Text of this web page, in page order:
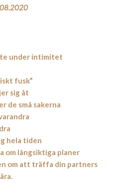
under intimitet
fusk”
sig åt
de små sakerna
hela tiden
om långsiktiga planer
om att träffa din partners